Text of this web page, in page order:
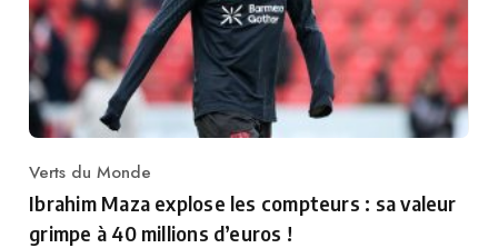
Category
Verts du Monde
Ibrahim Maza explose les compteurs : sa valeur
grimpe à 40 millions d’euros !